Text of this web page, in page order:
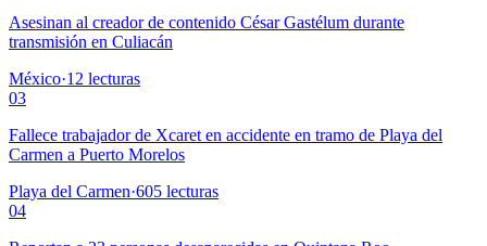
Asesinan al creador de contenido César Gastélum durante
transmisión en Culiacán
México·12 lecturas
03
Fallece trabajador de Xcaret en accidente en tramo de Playa del
Carmen a Puerto Morelos
Playa del Carmen·605 lecturas
04